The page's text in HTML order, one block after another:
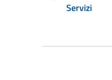
Servizi